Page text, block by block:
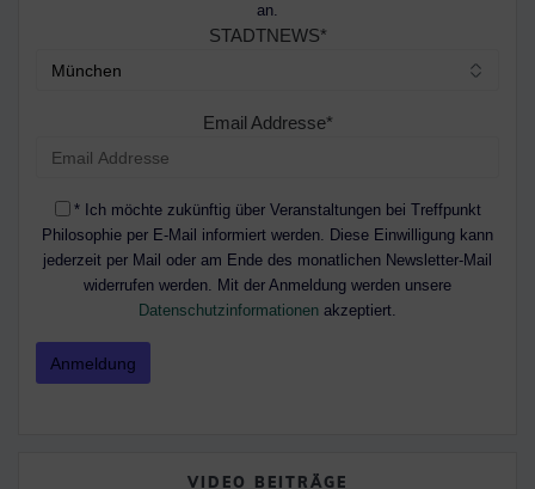
an.
STADTNEWS*
Email Addresse*
* Ich möchte zukünftig über Veranstaltungen bei Treffpunkt
Philosophie per E-Mail informiert werden. Diese Einwilligung kann
jederzeit per Mail oder am Ende des monatlichen Newsletter-Mail
widerrufen werden. Mit der Anmeldung werden unsere
Datenschutzinformationen akzeptiert.
VIDEO BEITRÄGE